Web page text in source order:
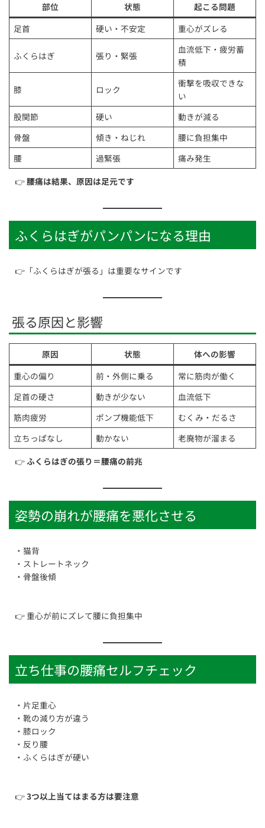
部位 状態
起こる問題
足首
硬い・不安定 重心がズレる
ふくらはぎ 張り・緊張
血流低下・疲労蓄
積
膝 ロック
衝撃を吸収できな
い
股関節
硬い
動きが減る
骨盤
傾き・ねじれ
腰に負担集中
腰
過緊張
痛み発生
👉腰痛は結果、原因は足元です
ふくらはぎがパンパンになる理由
👉「ふくらはぎが張る」は重要なサインです
張る原因と影響
原因 状態
体への影響
重心の偏り
前・外側に乗る
常に筋肉が働く
足首の硬さ
動きが少ない
血流低下
筋肉疲労
ポンプ機能低下
むくみ・だるさ
立ちっぱなし
動かない
老廃物が溜まる
👉ふくらはぎの張り＝腰痛の前兆
姿勢の崩れが腰痛を悪化させる
・猫背
・ストレートネック
・骨盤後傾
👉 重心が前にズレて腰に負担集中
立ち仕事の腰痛セルフチェック
・片足重心
・靴の減り方が違う
・膝ロック
・反り腰
・ふくらはぎが硬い
👉3つ以上当てはまる方は要注意